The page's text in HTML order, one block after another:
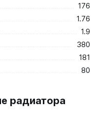
176
1.76
1.9
380
181
80
радиатора